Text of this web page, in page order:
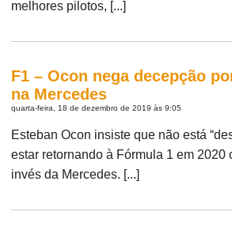
melhores pilotos, [...]
F1 – Ocon nega decepção
na Mercedes
quarta-feira, 18 de dezembro de 2019 às 9:05
Esteban Ocon insiste que não está
estar retornando à Fórmula 1 em 2020
invés da Mercedes. [...]